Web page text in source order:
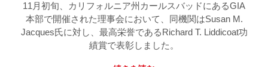
11月初旬、カリフォルニア州カールスバッドにあるGIA
本部で開催された理事会において、同機関はSusan M.
Jacques氏に対し、最高栄誉であるRichard T. Liddicoat功
績賞で表彰しました。